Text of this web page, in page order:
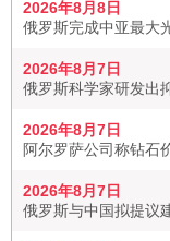
2026年8月8日
俄罗斯完成中亚最大
2026年8月7日
俄罗斯科学家研发出
2026年8月7日
阿尔罗萨公司称钻石
2026年8月7日
俄罗斯与中国拟提议